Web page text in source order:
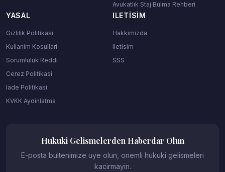
Avukatlık Staj Bulma Rehberi
YASAL
Gizlilik Politikasi
Kullanim Kosullari
Sorumluluk Reddi
Cerez Politikasi
Iade Politikasi
KVKK Aydinlatma
ILETISIM
Hakkimizda
Iletisim
SSS
Hukuki Gelismelerden Haberdar Olun
E-posta bultenimize uye olun, onemli hukuki gelismeleri
kacirmayin.